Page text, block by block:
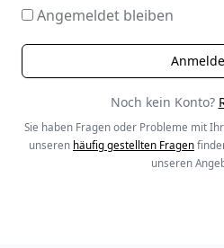
Angemeldet bleiben
Noch kein Konto?
Sie haben Fragen oder Probleme mit
unseren häufig gestellten Fragen
unseren